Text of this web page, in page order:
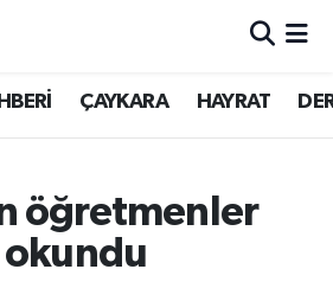
ÇAYKARA HAYRAT
öğretmenler
Eczaneler
Vakitleri
Haritası